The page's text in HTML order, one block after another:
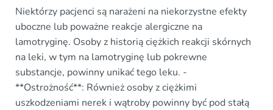
Niektórzy pacjenci są narażeni na niekorzystne efekty
uboczne lub poważne reakcje alergiczne na
lamotryginę. Osoby z historią ciężkich reakcji skórnych
na leki, w tym na lamotryginę lub pokrewne
substancje, powinny unikać tego leku. -
**Ostrożność**: Również osoby z ciężkimi
uszkodzeniami nerek i wątroby powinny być pod stałą